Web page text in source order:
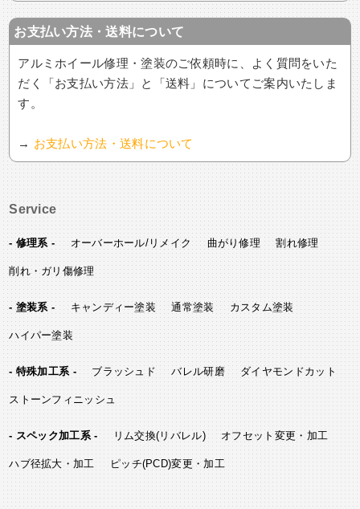
お支払い方法・送料について
アルミホイール修理・塗装のご依頼時に、よく質問をいた
だく「お支払い方法」と「送料」についてご案内いたしま
す。
→ お支払い方法・送料について
Service
- 修理系 - オーバーホール/リメイク 曲がり修理 割れ修理
削れ・ガリ傷修理
- 塗装系 - キャンディー塗装 通常塗装 カスタム塗装
ハイパー塗装
- 特殊加工系 - ブラッシュド バレル研磨 ダイヤモンドカット
ストーンフィニッシュ
- スペック加工系 - リム交換(リバレル) オフセット変更・加工
ハブ径拡大・加工 ピッチ(PCD)変更・加工